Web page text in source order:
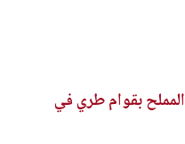
بقوام طري في